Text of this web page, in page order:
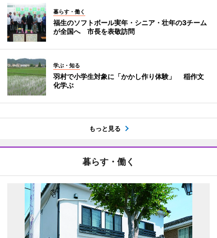
暮らす・働く
福生のソフトボール実年・シニア・壮年の3チーム
が全国へ 市長を表敬訪問
学ぶ・知る
羽村で小学生対象に「かかし作り体験」 稲作文
化学ぶ
もっと見る
暮らす・働く